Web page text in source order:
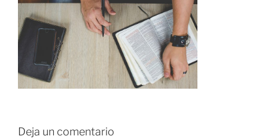
Deja un comentario